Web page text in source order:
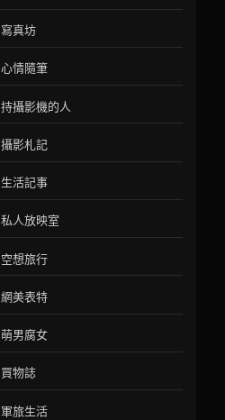
寫真坊
心情隨筆
持攝影機的人
攝影札記
生活記事
私人放映室
空想旅行
網美表特
萌男腐女
買物誌
軍旅生活